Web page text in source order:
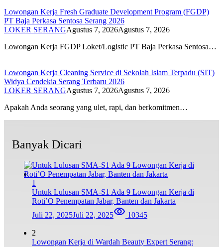
Lowongan Kerja Fresh Graduate Development Program (FGDP)
PT Baja Perkasa Sentosa Serang 2026
LOKER SERANGAgustus 7, 2026Agustus 7, 2026
Lowongan Kerja FGDP Loket/Logistic PT Baja Perkasa Sentosa…
Lowongan Kerja Cleaning Service di Sekolah Islam Terpadu (SIT)
Widya Cendekia Serang Terbaru 2026
LOKER SERANGAgustus 7, 2026Agustus 7, 2026
Apakah Anda seorang yang ulet, rapi, dan berkomitmen…
Banyak Dicari
1
Untuk Lulusan SMA-S1 Ada 9 Lowongan Kerja di
Roti’O Penempatan Jabar, Banten dan Jakarta
Juli 22, 2025Juli 22, 2025 10345
2
Lowongan Kerja di Wardah Beauty Expert Serang: